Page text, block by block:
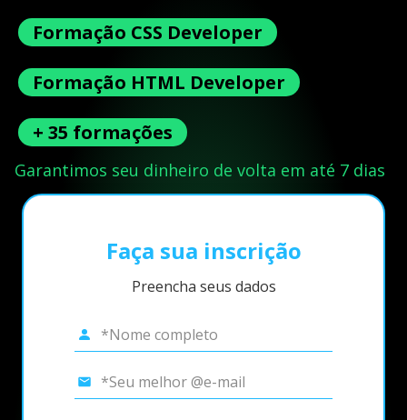
Formação CSS Developer
Formação HTML Developer
+ 35 formações
Garantimos seu dinheiro de volta em até 7 dias
Faça sua inscrição
Preencha seus dados